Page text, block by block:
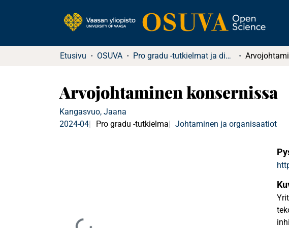
Etusivu OSUVA Pro gradu -tutkielmat ja diplomityöt
Arvojohtaminen konsernissa
Kangasvuo, Jaana
2024-04
Pro gradu -tutkielma Johtaminen ja organisaatiot